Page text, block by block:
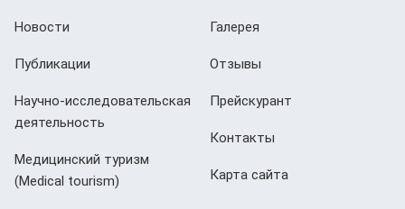
Новости
Публикации
Научно-исследовательская
деятельность
Медицинский туризм
(Мedical tourism)
Галерея
Отзывы
Прейскурант
Контакты
Карта сайта